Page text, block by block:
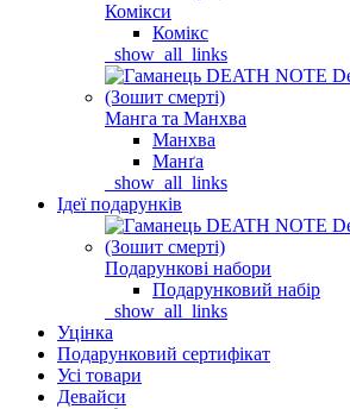
Комікси
Комікс
_show_all_links
Манга та Манхва
Манхва
Манґа
_show_all_links
Ідеї подарунків
Подарункові набори
Подарунковий набір
_show_all_links
Уцінка
Подарунковий сертифікат
Усі товари
Девайси